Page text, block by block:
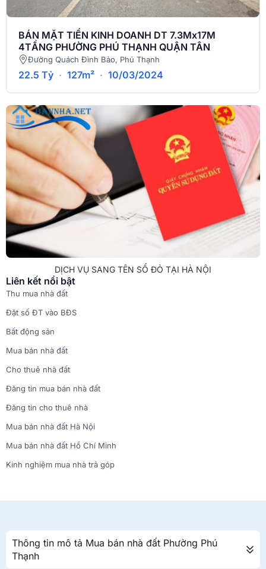
BÁN MẶT TIỀN KINH DOANH DT 7.3Mx17M
4TẦNG PHƯỜNG PHÚ THẠNH QUẬN TÂN
Đường Quách Đình Bảo, Phú Thạnh
22.5 Tỷ · 127m² · 10/03/2024
DỊCH VỤ SANG TÊN SỔ ĐỎ TẠI HÀ NỘI
Liên kết nổi bật
Thu mua nhà đất
Đặt số ĐT vào BĐS
Bất động sản
Mua bán nhà đất
Cho thuê nhà đất
Đăng tin mua bán nhà đất
Đăng tin cho thuê nhà
Mua bán nhà đất Hà Nội
Mua bán nhà đất Hồ Chí Minh
Kinh nghiệm mua nhà trả góp
Thông tin mô tả Mua bán nhà đất Phường Phú
Thạnh